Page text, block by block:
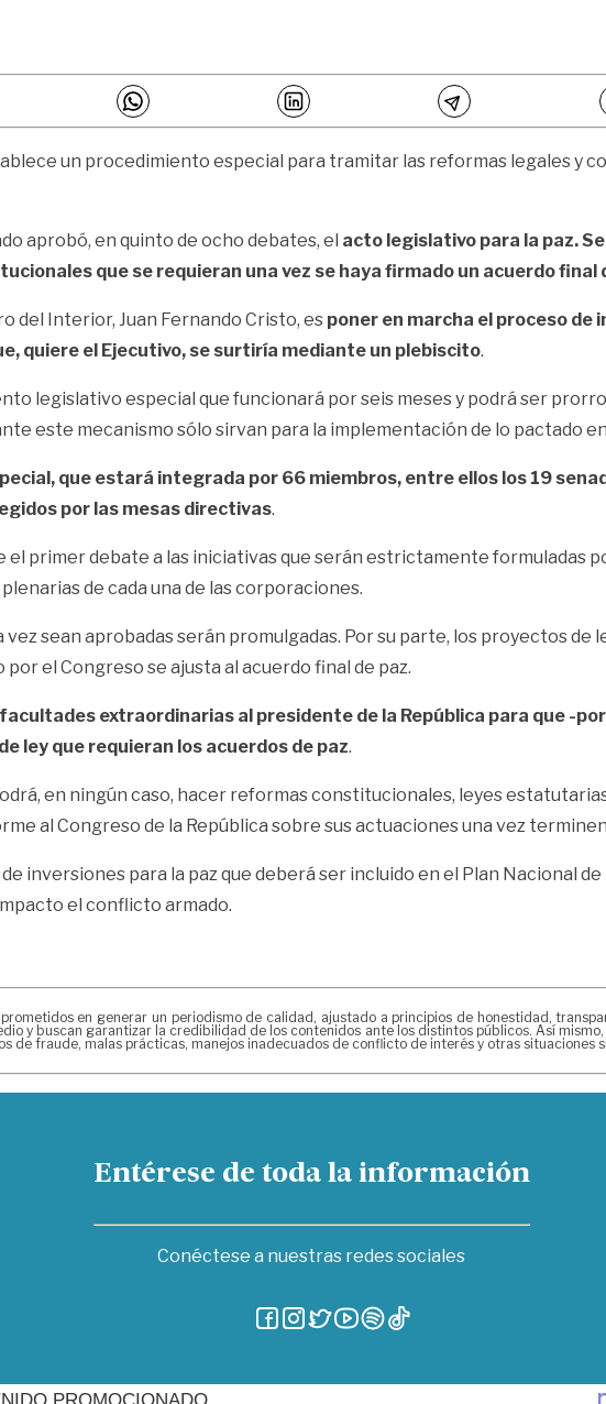
un procedimiento especial para tramitar las reformas legales y
aprobó, en quinto de ocho debates, el acto legislativo para la paz.
que se requieran una vez se haya firmado un acuerdo final
del Interior, Juan Fernando Cristo, es poner en marcha el proceso de
quiere el Ejecutivo, se surtiría mediante un plebiscito.
legislativo especial que funcionará por seis meses y podrá ser
este mecanismo sólo sirvan para la implementación de lo pactado
que estará integrada por 66 miembros, entre ellos los 19
por las mesas directivas.
el primer debate a las iniciativas que serán estrictamente formuladas
de cada una de las corporaciones.
sean aprobadas serán promulgadas. Por su parte, los proyectos
el Congreso se ajusta al acuerdo final de paz.
extraordinarias al presidente de la República para que -
ley que requieran los acuerdos de paz.
en ningún caso, hacer reformas constitucionales, leyes
al Congreso de la República sobre sus actuaciones una vez
inversiones para la paz que deberá ser incluido en el Plan Nacional
el conflicto armado.
en generar un periodismo de calidad, ajustado a principios de honestidad,
y buscan garantizar la credibilidad de los contenidos ante los distintos públicos. Así
de fraude, malas prácticas, manejos inadecuados de conflicto de interés y otras
Entérese de toda la información
Conéctese a nuestras redes sociales